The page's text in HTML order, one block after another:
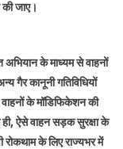
की जाए।
के माध्यम से वाहनों
गैर कानूनी गतिविधियों
वाहनों के मॉडिफिकेशन की
ऐसे वाहन सड़क सुरक्षा के
रोकथाम के लिए राज्यभर में